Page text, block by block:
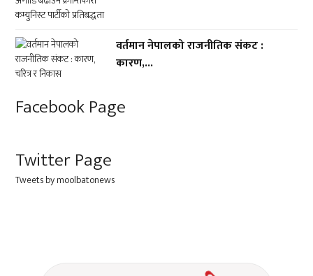
वर्तमान नेपालको राजनीतिक संकट :
कारण,...
Facebook Page
Twitter Page
Tweets by moolbatonews